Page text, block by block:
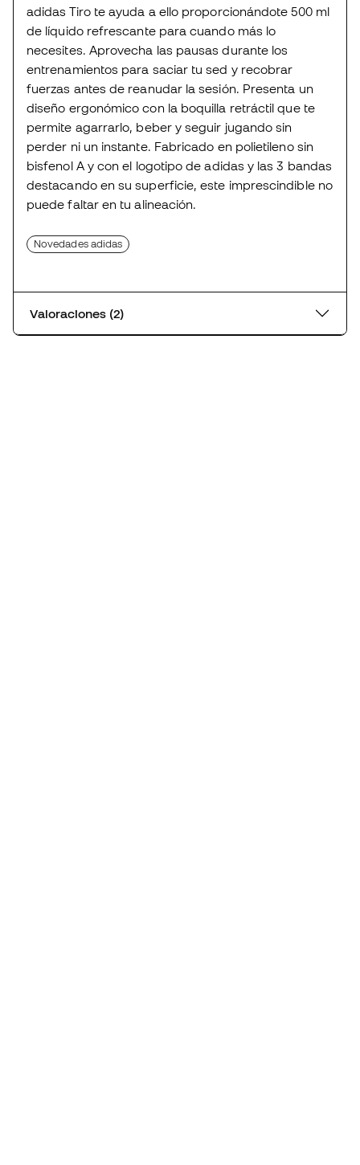
adidas Tiro te ayuda a ello proporcionándote 500 ml
de líquido refrescante para cuando más lo
necesites. Aprovecha las pausas durante los
entrenamientos para saciar tu sed y recobrar
fuerzas antes de reanudar la sesión. Presenta un
diseño ergonómico con la boquilla retráctil que te
permite agarrarlo, beber y seguir jugando sin
perder ni un instante. Fabricado en polietileno sin
bisfenol A y con el logotipo de adidas y las 3 bandas
destacando en su superficie, este imprescindible no
puede faltar en tu alineación.
Novedades adidas
Valoraciones (2)